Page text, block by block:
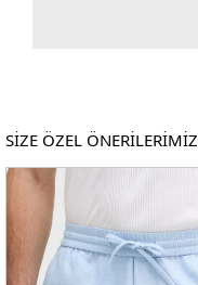
SİZE ÖZEL ÖNERİLERİMİZ